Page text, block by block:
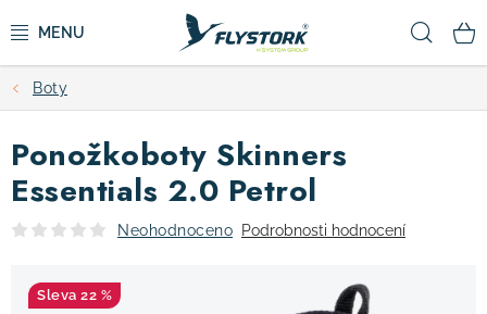
na
CYKLISTIKA
ZIMNÍ SPORTY
KOLOBĚŽKY
OBLEČENÍ A BOTY
Boty
Ponožkoboty Skinners
Essentials 2.0 Petrol
Neohodnoceno Podrobnosti hodnocení
22 %